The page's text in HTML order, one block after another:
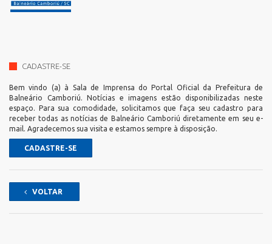
CADASTRE-SE
Bem vindo (a) à Sala de Imprensa do Portal Oficial da Prefeitura de
Balneário Camboriú. Notícias e imagens estão disponibilizadas neste
espaço. Para sua comodidade, solicitamos que faça seu cadastro para
receber todas as notícias de Balneário Camboriú diretamente em seu e-
mail. Agradecemos sua visita e estamos sempre à disposição.
CADASTRE-SE
VOLTAR